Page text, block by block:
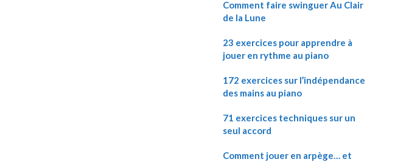
Comment faire swinguer Au Clair
de la Lune
23 exercices pour apprendre à
jouer en rythme au piano
172 exercices sur l’indépendance
des mains au piano
71 exercices techniques sur un
seul accord
Comment jouer en arpège… et